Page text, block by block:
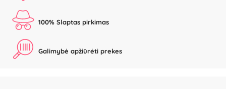
100% Slaptas pirkimas
Galimybė apžiūrėti prekes